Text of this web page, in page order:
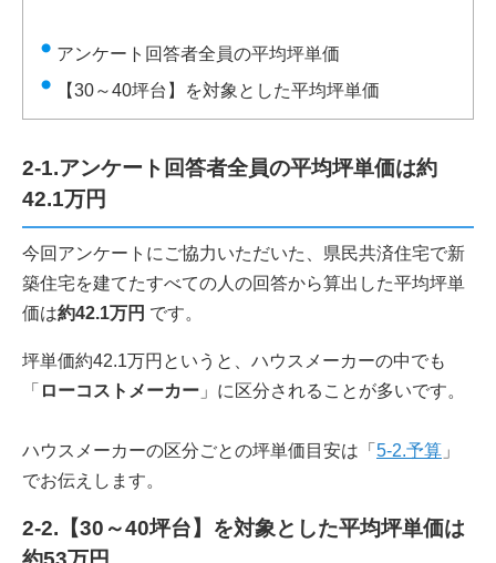
アンケート回答者全員の平均坪単価
【30～40坪台】を対象とした平均坪単価
2-1.アンケート回答者全員の平均坪単価は約
42.1万円
今回アンケートにご協力いただいた、県民共済住宅で新
築住宅を建てたすべての人の回答から算出した平均坪単
価は約42.1万円 です。
坪単価約42.1万円というと、ハウスメーカーの中でも
「 ローコストメーカー 」に区分されることが多いです。
ハウスメーカーの区分ごとの坪単価目安は「 5-2.予算 」
でお伝えします。
2-2.【30～40坪台】を対象とした平均坪単価は